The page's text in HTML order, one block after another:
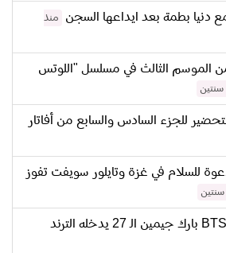
دنيا بطمة بعد ايداعها السجن
منذ
الموسم الثالث في مسلسل "اللوتس
للجزء السادس والسابع من أفاتار
للسلام في غزة وتايلور سويفت تفوز
عيد ميلاد عضو فريق BTS بارك جيمين الـ 27 يدخله الترند